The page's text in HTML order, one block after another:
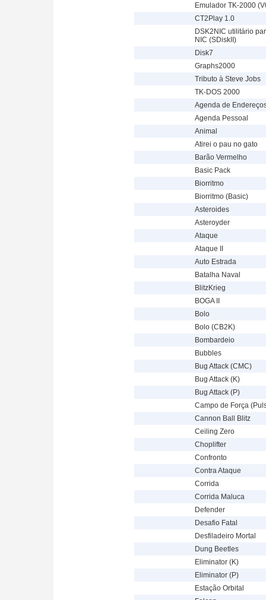
Emulador TK-2000
CT2Play 1.0
DSK2NIC utilitário
NIC (SDiskII)
Disk7
Graphs2000
Tributo à Steve Jobs
TK-DOS 2000
Agenda de
Agenda Pessoal
Animal
Atirei o pau no gato
Barão Vermelho
Basic Pack
Biorritmo
Biorritmo (Basic)
Asteroides
Asteroyder
Ataque
Ataque II
Auto Estrada
Batalha Naval
BlitzKrieg
BOGA II
Bolo
Bolo (CB2K)
Bombardeio
Bubbles
Bug Attack (CMC)
Bug Attack (K)
Bug Attack (P)
Campo de Força
Cannon Ball Blitz
Ceiling Zero
Choplifter
Confronto
Contra Ataque
Corrida
Corrida Maluca
Defender
Desafio Fatal
Desfiladeiro Mortal
Dung Beetles
Eliminator (K)
Eliminator (P)
Estação Orbital